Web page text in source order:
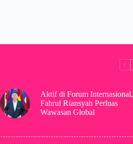
Aktif di Forum Internasional,
Fahrul Riansyah Perluas
Wawasan Global